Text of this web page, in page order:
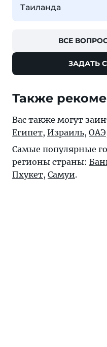
Таиланда
ВСЕ
ЗАДАТЬ
Также
Вас также могут
Египет, Израиль, ОАЭ
Самые популярные
регионы страны:
Пхукет, Самуи.